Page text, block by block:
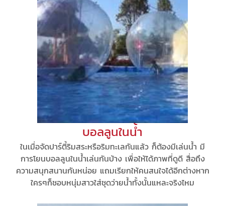
บอลลูนในน้ำ
ในเมื่อจัดปาร์ตี้ริมสระหรือริมทะเลกันแล้ว ก็ต้องมีเล่นน้ำ มี
การโยนบอลลูนในน้ำเล่นกันบ้าง เพื่อให้ได้ภาพที่ดูดี สื่อถึง
ความสนุกสนานกันหน่อย แถมเรียกให้คนสนใจได้อีกต่างหาก
ใครๆก็ชอบหนุ่มสาวใส่ชุดว่ายน้ำทั้งนั้นแหละจริงไหม